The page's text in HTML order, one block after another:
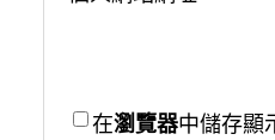
在瀏覽器中儲存顯